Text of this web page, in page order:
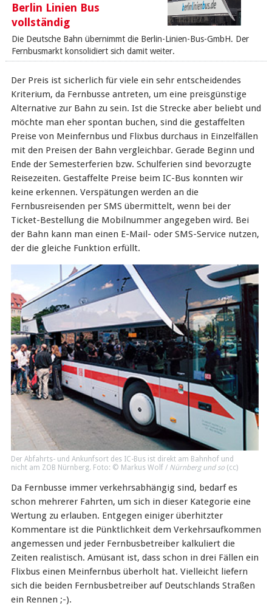
Berlin Linien Bus
vollständig
Die Deutsche Bahn übernimmt die Berlin-Linien-Bus-GmbH. Der
Fernbusmarkt konsolidiert sich damit weiter.
Der Preis ist sicherlich für viele ein sehr entscheidendes
Kriterium, da Fernbusse antreten, um eine preisgünstige
Alternative zur Bahn zu sein. Ist die Strecke aber beliebt und
möchte man eher spontan buchen, sind die gestaffelten
Preise von Meinfernbus und Flixbus durchaus in Einzelfällen
mit den Preisen der Bahn vergleichbar. Gerade Beginn und
Ende der Semesterferien bzw. Schulferien sind bevorzugte
Reisezeiten. Gestaffelte Preise beim IC-Bus konnten wir
keine erkennen. Verspätungen werden an die
Fernbusreisenden per SMS übermittelt, wenn bei der
Ticket-Bestellung die Mobilnummer angegeben wird. Bei
der Bahn kann man einen E-Mail- oder SMS-Service nutzen,
der die gleiche Funktion erfüllt.
Der Abfahrts- und Ankunfsort des IC-Bus ist direkt am Bahnhof und
nicht am ZOB Nürnberg. Foto: © Markus Wolf / Nürnberg und so(cc)
Da Fernbusse immer verkehrsabhängig sind, bedarf es
schon mehrerer Fahrten, um sich in dieser Kategorie eine
Wertung zu erlauben. Entgegen einiger überhitzter
Kommentare ist die Pünktlichkeit dem Verkehrsaufkommen
angemessen und jeder Fernbusbetreiber kalkuliert die
Zeiten realistisch. Amüsant ist, dass schon in drei Fällen ein
Flixbus einen Meinfernbus überholt hat. Vielleicht liefern
sich die beiden Fernbusbetreiber auf Deutschlands Straßen
ein Rennen ;-).